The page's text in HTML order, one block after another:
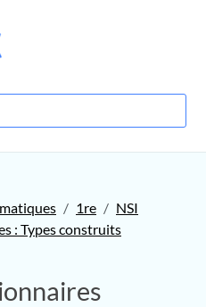
1re
NSI
: Types construits